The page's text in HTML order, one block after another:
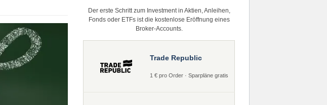
Der erste Schritt zum Investment in Aktien, Anleihen,
Fonds oder ETFs ist die kostenlose Eröffnung eines
Broker-Accounts.
Trade Republic
1 € pro Order · Sparpläne gratis